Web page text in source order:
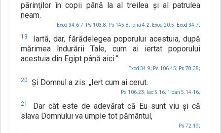
părinţilor în copii până la al treilea şi al patrulea
neam.
Exod 34.6-7; Ps 103.8; Ps 145.8; Iona 4.2; Exod 20.5; Exod 34.7;
19
Iartă, dar, fărădelegea poporului acestuia, după
mărimea îndurării Tale, cum ai iertat poporului
acestuia din Egipt până aici.”
Exod 34.9; Ps 106.45; Ps 78.38;
20 Şi Domnul a zis: „Iert cum ai cerut.
Ps 106.23; Iac 5.16; 1Ioan 5.14-16;
21
Dar cât este de adevărat că Eu sunt viu şi că
slava Domnului va umple tot pământul,
Ps 72.19;